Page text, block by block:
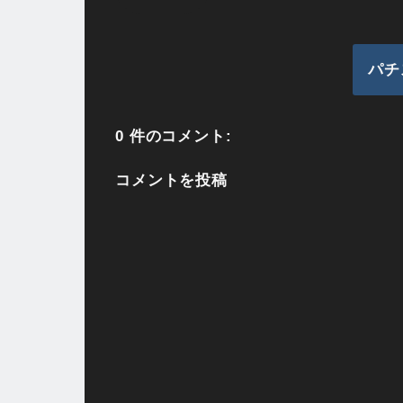
パ
0 件のコメント:
コメントを投稿